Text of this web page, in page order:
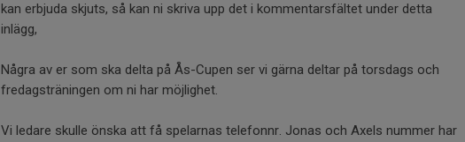
kan erbjuda skjuts, så kan ni skriva upp det i kommentarsfältet under detta
inlägg,
Några av er som ska delta på Ås-Cupen ser vi gärna deltar på torsdags och
fredagsträningen om ni har möjlighet.
Vi ledare skulle önska att få spelarnas telefonnr. Jonas och Axels nummer har